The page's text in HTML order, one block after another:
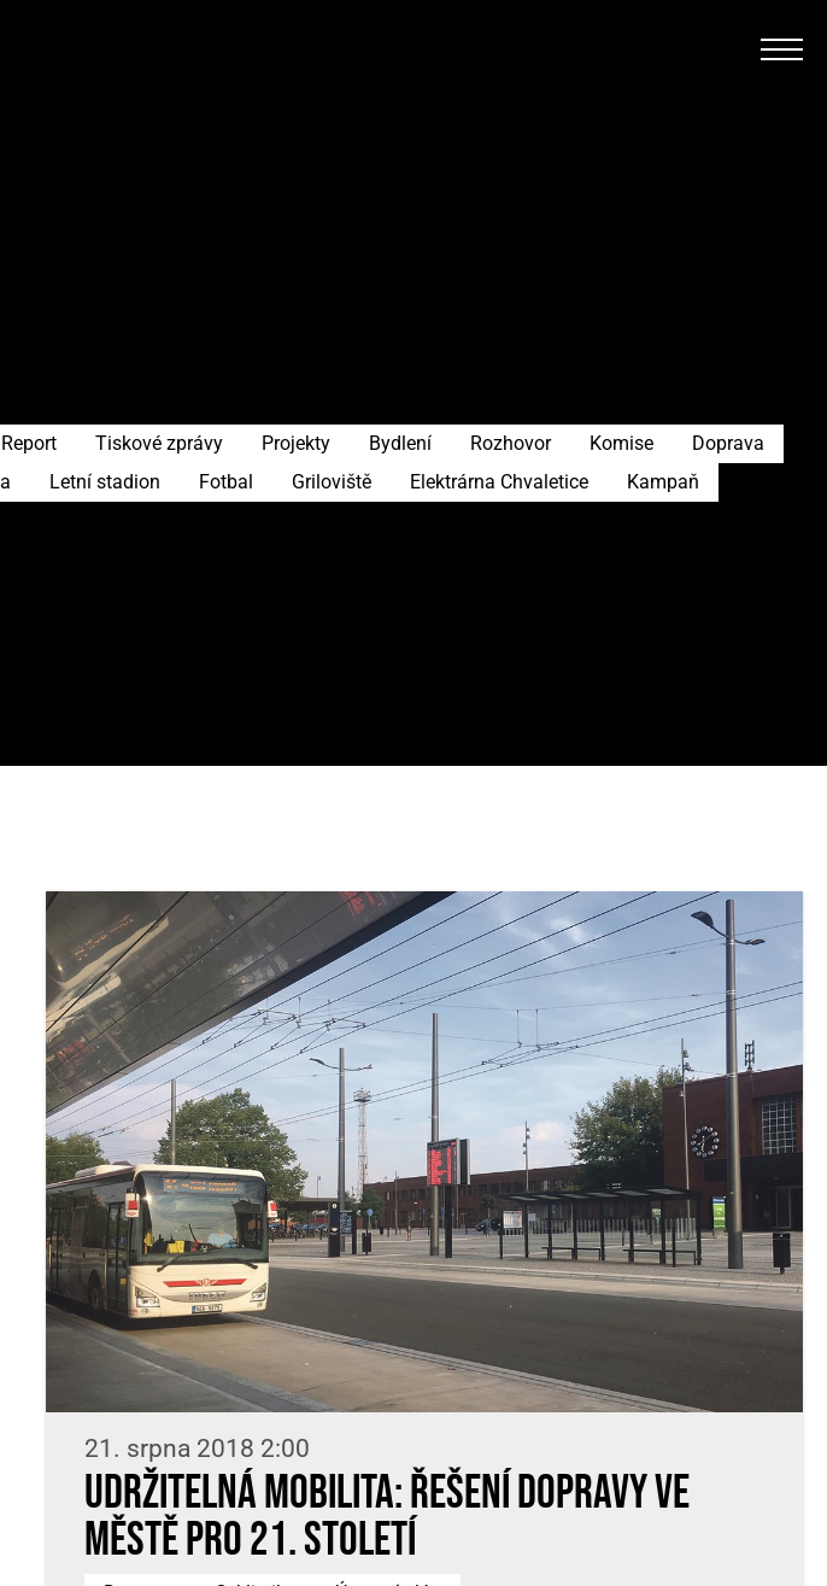
Report Tiskové zprávy Projekty Bydlení Rozhovor Komise
Doprava
Letní stadion Fotbal Griloviště Elektrárna Chvaletice
Kampaň
21. srpna 2018 2:00
Udržitelná mobilita: řešení dopravy ve
městě pro 21. století